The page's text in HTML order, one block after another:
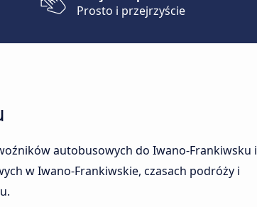
Prosto i przejrzyście
autobusowych do Iwano-Frankiwsku i
w Iwano-Frankiwskie, czasach podróży i